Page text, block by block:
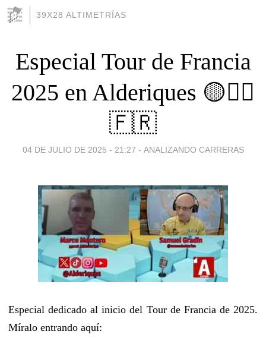
39X28 ALTIMETRÍAS
Especial Tour de Francia
2025 en Alderiques 🟡🚴‍♂️
🇫🇷
04 DE JULIO DE 2025 - 21:27 - ANALIZANDO CARRERAS
Especial dedicado al inicio del Tour de Francia de 2025.
Míralo entrando aquí: